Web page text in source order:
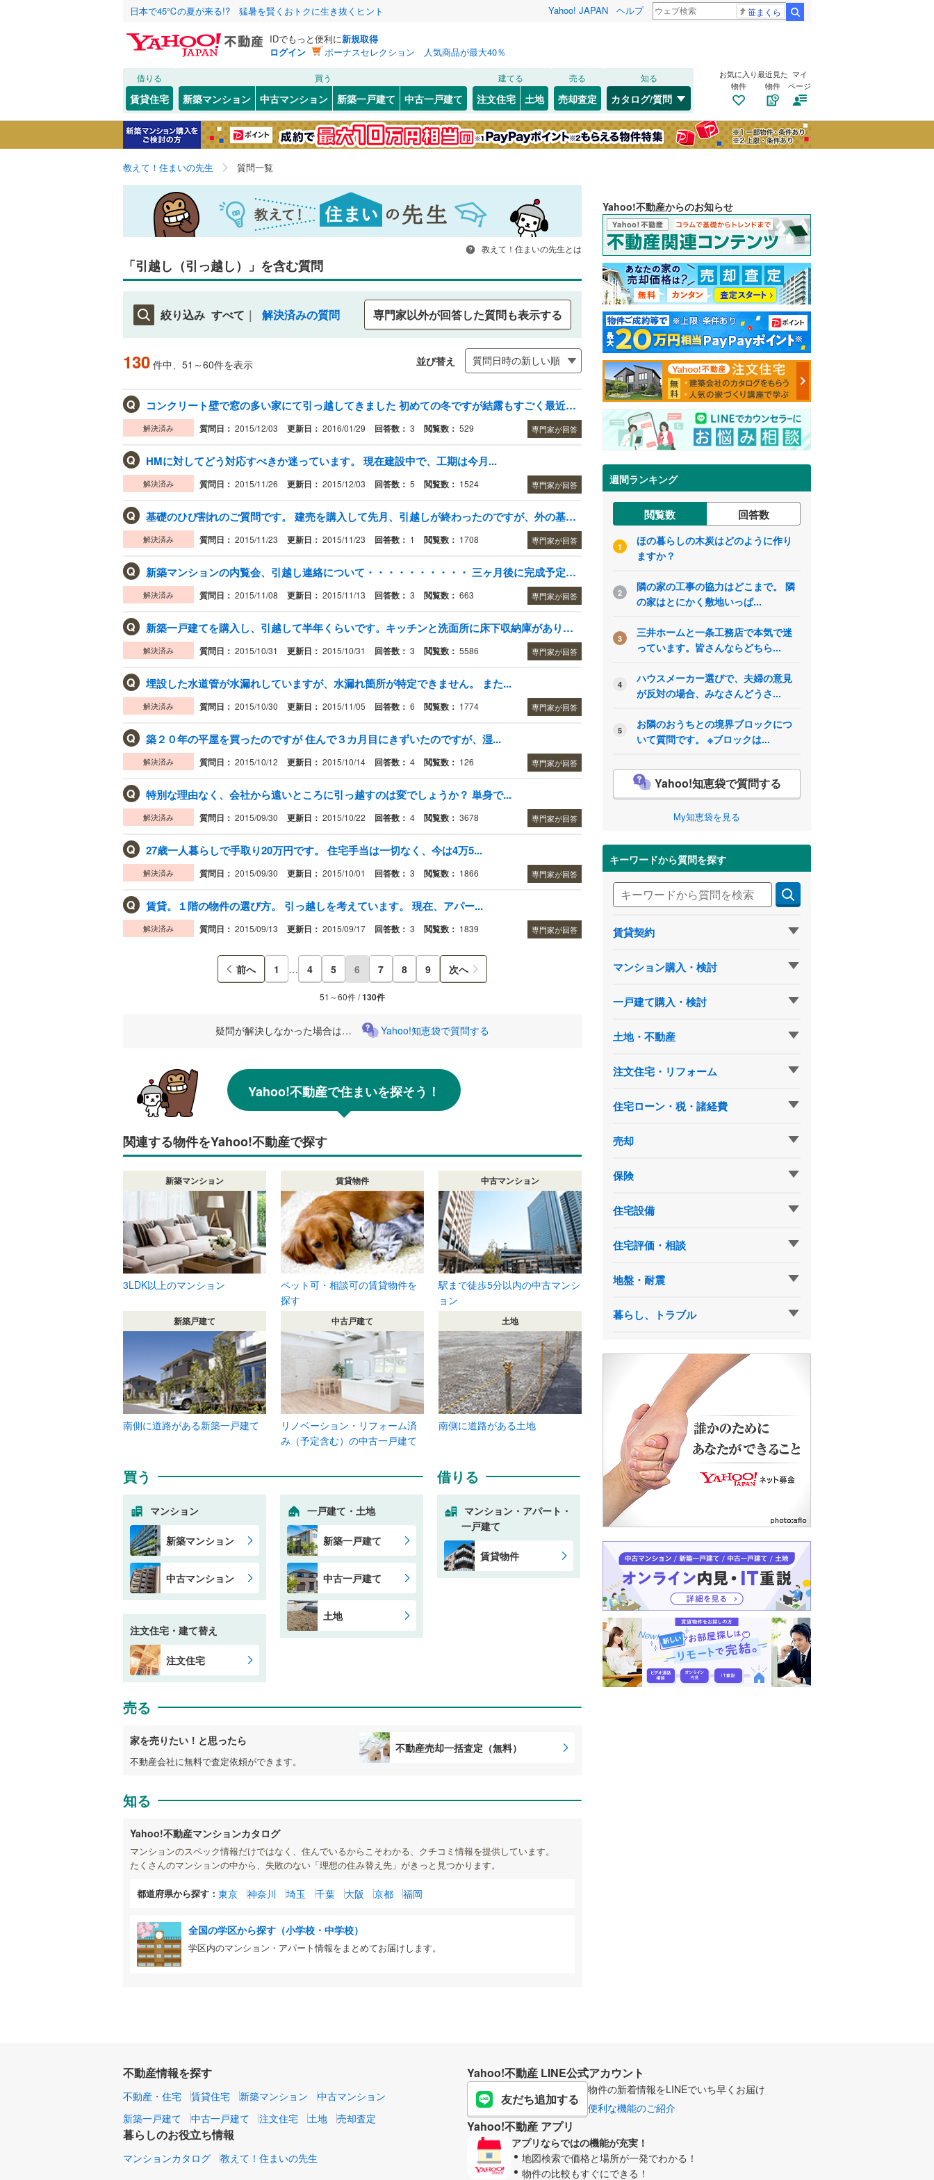
日本で45℃の夏が来る!? 猛暑を賢くおトクに生き抜くヒント Yahoo! JAPAN ヘルプ 笹まくら
IDでもっと便利に新規取得
ログイン
ボーナスセレクション 人気商品が最大40％
借りる
賃貸住宅
買う
新築マンション 中古マンション 新築一戸建て 中古一戸建て
建てる
注文住宅 土地
売る
売却査定
知る
カタログ/質問
お気に入り
物件
最近見た
物件
マイ
ページ
教えて！住まいの先生 質問一覧
教えて！住まいの先生とは
「引越し（引っ越し）」を含む質問
絞り込み すべて 解決済みの質問 専門家以外が回答した質問も表示する
130 件中、51～60件を表示 並び替え
Q コンクリート壁で窓の多い家にて引っ越してきました 初めての冬ですが結露もすごく最近天気が悪いからか室内の湿度も高く布団なども湿っぽく感じます 子どもがいるので引っ越しと同時に新しく
解決済み 質問日： 2015/12/03 更新日： 2016/01/29 回答数： 3 閲覧数： 529 専門家が回答
Q HMに対してどう対応すべきか迷っています。 現在建設中で、工期は今月...
解決済み 質問日： 2015/11/26 更新日： 2015/12/03 回答数： 5 閲覧数： 1524 専門家が回答
Q 基礎のひび割れのご質問です。 建売を購入して先月、引越しが終わったのですが、外の基礎にひび割れが数ヶ所ありました。
解決済み 質問日： 2015/11/23 更新日： 2015/11/23 回答数： 1 閲覧数： 1708 専門家が回答
Q 新築マンションの内覧会、引越し連絡について・・・・・・・・・・ 三ヶ月後に完成予定＆入居可なのですが、まだ内覧会や引越し予定日の予約の連絡が来ません。
解決済み 質問日： 2015/11/08 更新日： 2015/11/13 回答数： 3 閲覧数： 663 専門家が回答
Q 新築一戸建てを購入し、引越して半年くらいです。キッチンと洗面所に床下収納庫があります。
解決済み 質問日： 2015/10/31 更新日： 2015/10/31 回答数： 3 閲覧数： 5586 専門家が回答
Q 埋設した水道管が水漏れしていますが、水漏れ箇所が特定できません。 また...
解決済み 質問日： 2015/10/30 更新日： 2015/11/05 回答数： 6 閲覧数： 1774 専門家が回答
Q 築２０年の平屋を買ったのですが 住んで３カ月目にきずいたのですが、湿...
解決済み 質問日： 2015/10/12 更新日： 2015/10/14 回答数： 4 閲覧数： 126 専門家が回答
Q 特別な理由なく、会社から遠いところに引っ越すのは変でしょうか？ 単身で...
解決済み 質問日： 2015/09/30 更新日： 2015/10/22 回答数： 4 閲覧数： 3678 専門家が回答
Q 27歳一人暮らしで手取り20万円です。 住宅手当は一切なく、今は4万5...
解決済み 質問日： 2015/09/30 更新日： 2015/10/01 回答数： 3 閲覧数： 1866 専門家が回答
Q 賃貸。１階の物件の選び方。 引っ越しを考えています。 現在、アパー...
解決済み 質問日： 2015/09/13 更新日： 2015/09/17 回答数： 3 閲覧数： 1839 専門家が回答
前へ 1 … 4 5 6 7 8 9 次へ
51～60件 /130件
疑問が解決しなかった場合は… Yahoo!知恵袋で質問する
Yahoo!不動産で住まいを探そう！
関連する物件をYahoo!不動産で探す
新築マンション
3LDK以上のマンション
賃貸物件
ペット可・相談可の賃貸物件を
探す
中古マンション
駅まで徒歩5分以内の中古マンシ
ョン
新築戸建て
南側に道路がある新築一戸建て
中古戸建て
リノベーション・リフォーム済
み（予定含む）の中古一戸建て
土地
南側に道路がある土地
買う
マンション
新築マンション
中古マンション
注文住宅・建て替え
注文住宅
一戸建て・土地
新築一戸建て
中古一戸建て
土地
借りる
マンション・アパート・
一戸建て
賃貸物件
売る
家を売りたい！と思ったら
不動産会社に無料で査定依頼ができます。
不動産売却一括査定（無料）
知る
Yahoo!不動産マンションカタログ
マンションのスペック情報だけではなく、住んでいるからこそわかる、クチコミ情報を提供しています。
たくさんのマンションの中から、失敗のない「理想の住み替え先」がきっと見つかります。
都道府県から探す： 東京 神奈川 埼玉 千葉 大阪 京都 福岡
全国の学区から探す（小学校・中学校）
学区内のマンション・アパート情報をまとめてお届けします。
Yahoo!不動産からのお知らせ
週間ランキング
閲覧数 回答数
1
ほの暮らしの木炭はどのように作り
ますか？
2
隣の家の工事の協力はどこまで。 隣
の家はとにかく敷地いっぱ...
3
三井ホームと一条工務店で本気で迷
っています。皆さんならどちら...
4
ハウスメーカー選びで、夫婦の意見
が反対の場合、みなさんどうさ...
5
お隣のおうちとの境界ブロックにつ
いて質問です。 ※ブロックは...
Yahoo!知恵袋で質問する
My知恵袋を見る
キーワードから質問を探す
賃貸契約
マンション購入・検討
一戸建て購入・検討
土地・不動産
注文住宅・リフォーム
住宅ローン・税・諸経費
売却
保険
住宅設備
住宅評価・相談
地盤・耐震
暮らし、トラブル
不動産情報を探す
不動産・住宅 賃貸住宅 新築マンション
中古マンション
新築一戸建て
中古一戸建て 注文住宅 土地 売却査定
暮らしのお役立ち情報
マンションカタログ 教えて！住まいの先生
Yahoo!不動産 LINE公式アカウント
友だち追加する
物件の新着情報をLINEでいち早くお届け
便利な機能のご紹介
Yahoo!不動産 アプリ
アプリならではの機能が充実！
地図検索で価格と場所が一発でわかる！
物件の比較もすぐにできる！